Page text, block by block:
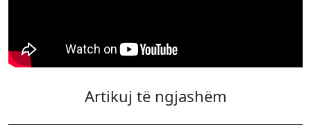
Artikuj të ngjashëm